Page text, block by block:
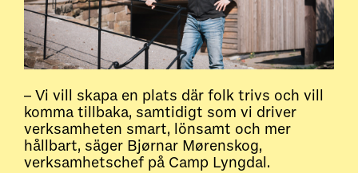
– Vi vill skapa en plats där folk trivs och vill
komma tillbaka, samtidigt som vi driver
verksamheten smart, lönsamt och mer
hållbart, säger Bjørnar Mørenskog,
verksamhetschef på Camp Lyngdal.